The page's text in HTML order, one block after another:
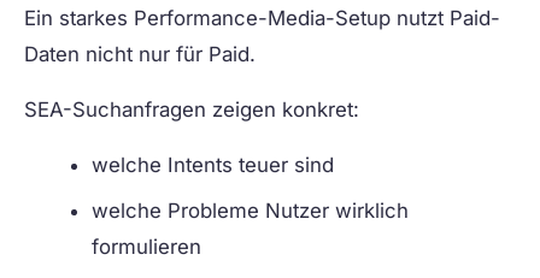
Ein starkes Performance-Media-Setup nutzt Paid-
Daten nicht nur für Paid.
SEA-Suchanfragen zeigen konkret:
welche Intents teuer sind
welche Probleme Nutzer wirklich
formulieren